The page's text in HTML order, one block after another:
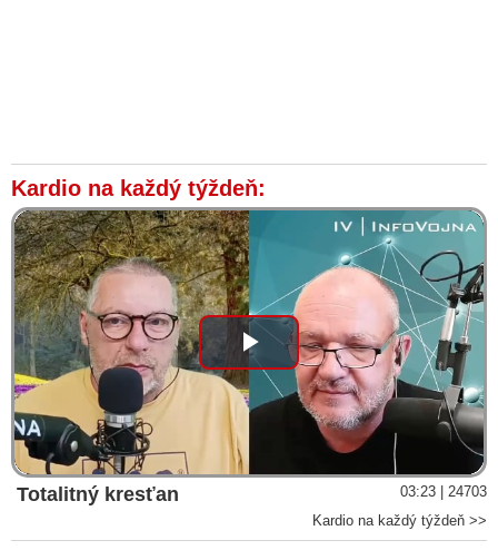
Kardio na každý týždeň:
Play
Video
Totalitný kresťan
03:23 | 24703
Kardio na každý týždeň >>